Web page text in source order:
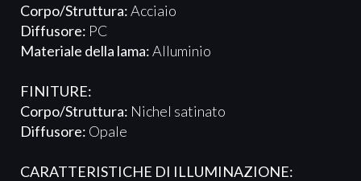
Corpo/Struttura:Acciaio
Diffusore: PC
Materiale della lama:Alluminio
FINITURE:
Corpo/Struttura: Nichel satinato
Diffusore: Opale
CARATTERISTICHE DI ILLUMINAZIONE: